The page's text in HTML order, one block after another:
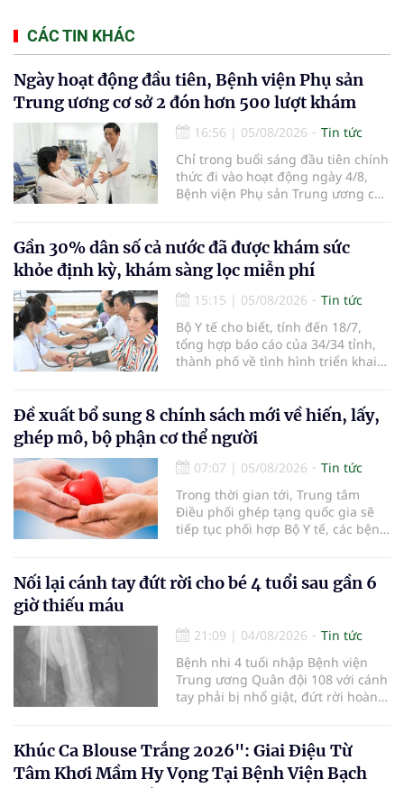
CÁC TIN KHÁC
Ngày hoạt động đầu tiên, Bệnh viện Phụ sản
Trung ương cơ sở 2 đón hơn 500 lượt khám
16:56 | 05/08/2026
Tin tức
Chỉ trong buổi sáng đầu tiên chính
thức đi vào hoạt động ngày 4/8,
Bệnh viện Phụ sản Trung ương cơ
em bé đầu tiên chào đời.
Gần 30% dân số cả nước đã được khám sức
khỏe định kỳ, khám sàng lọc miễn phí
15:15 | 05/08/2026
Tin tức
Bộ Y tế cho biết, tính đến 18/7,
tổng hợp báo cáo của 34/34 tỉnh,
thành phố về tình hình triển khai
nhận 32.286.360 người, chiếm gần
30% dân số cả nước đã được khám
sức khỏe định kỳ năm nay.
Đề xuất bổ sung 8 chính sách mới về hiến, lấy,
ghép mô, bộ phận cơ thể người
07:07 | 05/08/2026
Tin tức
Trong thời gian tới, Trung tâm
Điều phối ghép tạng quốc gia sẽ
tiếp tục phối hợp Bộ Y tế, các bệnh
cường truyền thông, hoàn thiện
quy trình chuyên môn và hệ thống
hiến và ghép mô tạng.
Nối lại cánh tay đứt rời cho bé 4 tuổi sau gần 6
giờ thiếu máu
21:09 | 04/08/2026
Tin tức
Bệnh nhi 4 tuổi nhập Bệnh viện
Trung ương Quân đội 108 với cánh
tay phải bị nhổ giật, đứt rời hoàn
thương nặng và thời gian thiếu
máu kéo dài, các bác sĩ đã tái lập
tuần hoàn thành công sau ca vi
Khúc Ca Blouse Trắng 2026": Giai Điệu Từ
Tâm Khơi Mầm Hy Vọng Tại Bệnh Viện Bạch